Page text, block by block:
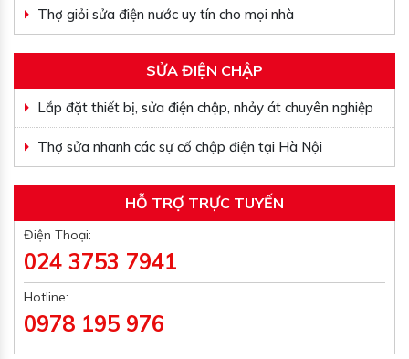
Thợ giỏi sửa điện nước uy tín cho mọi nhà
SỬA ĐIỆN CHẬP
Lắp đặt thiết bị, sửa điện chập, nhảy át chuyên nghiệp
Thợ sửa nhanh các sự cố chập điện tại Hà Nội
HỖ TRỢ TRỰC TUYẾN
Điện Thoại:
024 3753 7941
Hotline:
0978 195 976